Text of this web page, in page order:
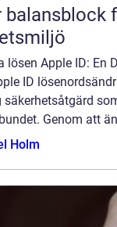
balansblock
lösen Apple ID: En
ID
säkerhetsåtgärd
Genom att
Holm